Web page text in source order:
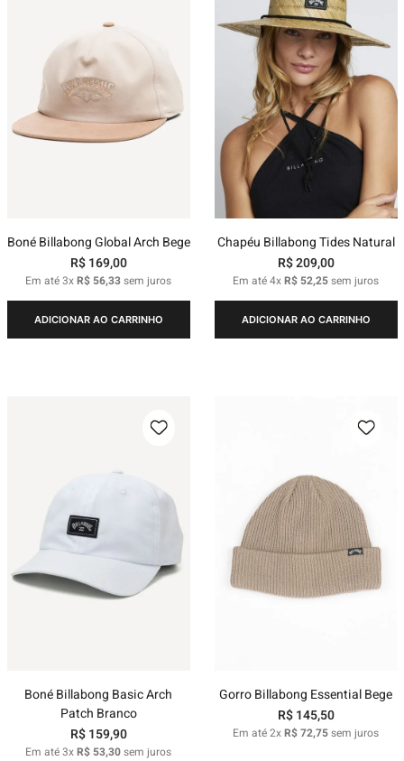
Boné Billabong Global Arch Bege
R$ 169,00
Em até3xR$ 56,33sem juros
ADICIONAR AO CARRINHO
Chapéu Billabong Tides Natural
R$209,00
Em até4xR$ 52,25sem juros
ADICIONAR AO CARRINHO
Boné Billabong Basic Arch
Patch Branco
R$ 159,90
Em até3xR$ 53,30sem juros
Gorro Billabong Essential Bege
R$ 145,50
Em até2xR$72,75sem juros